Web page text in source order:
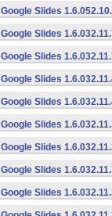
Google Slides
Google Slides
Google Slides
Google Slides
Google Slides
Google Slides
Google Slides
Google Slides
Google Slides